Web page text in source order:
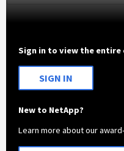
Sign in to view the
SIGN IN
New to NetApp?
Learn more about our